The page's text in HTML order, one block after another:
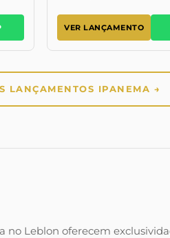
VER LANÇAMENTO
LANÇAMENTOS IPANEMA →
Leblon oferecem